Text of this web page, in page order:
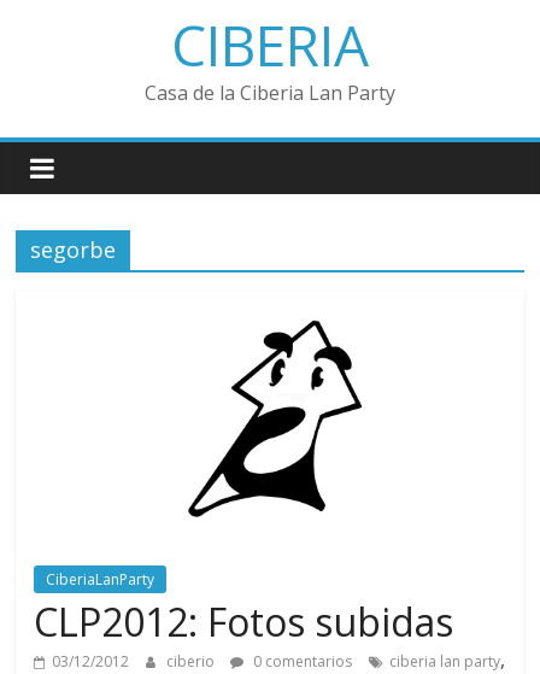
CIBERIA
Casa de la Ciberia Lan Party
segorbe
CiberiaLanParty
CLP2012: Fotos subidas
03/12/2012 ciberio 0 comentarios ciberia lan party,